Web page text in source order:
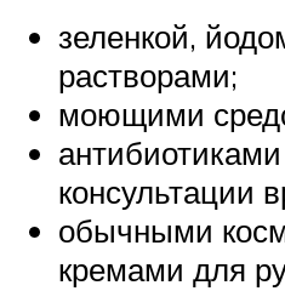
зеленкой,
растворами;
моющими
консультации
обычными
кремами для